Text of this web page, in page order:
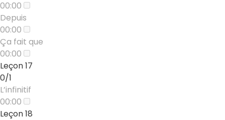
00:00
Depuis
00:00
Ça fait que
00:00
Leçon 17
0/1
L’infinitif
00:00
Leçon 18